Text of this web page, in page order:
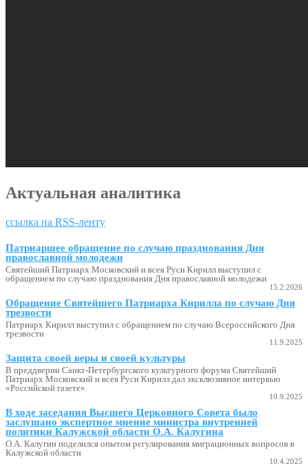
Актуальная аналитика
ссылка на RSS-ленту
Патриаршее обращение по случаю празднования Дня
православной молодежи
Святейший Патриарх Московский и всея Руси Кирилл выступил с
обращением по случаю празднования Дня православной молодежи
15.2.2026
Обращение Святейшего Патриарха Кирилла по случаю Дня
трезвости
Патриарх Кирилл выступил с обращением по случаю Всероссийского Дня
трезвости
11.9.2025
Защита своей веры и своей культуры
В преддверии Санкт-Петербургского культурного форума Святейший
Патриарх Московский и всея Руси Кирилл дал эксклюзивное интервью
«Российской газете».
10.9.2025
В ходе заседания Высшего Церковного Совета было
заслушано экспертное мнение министра внутренней
политики Калужской области О.А. Калугина
О.А. Калугин поделился опытом регулирования миграционных вопросов в
Калужской области
10.4.2025